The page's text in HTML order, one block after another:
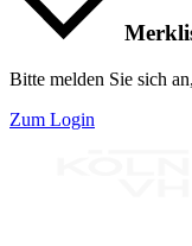
Bitte melden Sie sich
Zum Login